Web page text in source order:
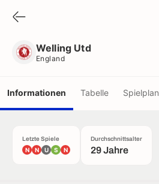
Welling Utd
England
Informationen Tabelle Spielplan
Letzte Spiele
N N U S N
Durchschnittsalter
29 Jahre